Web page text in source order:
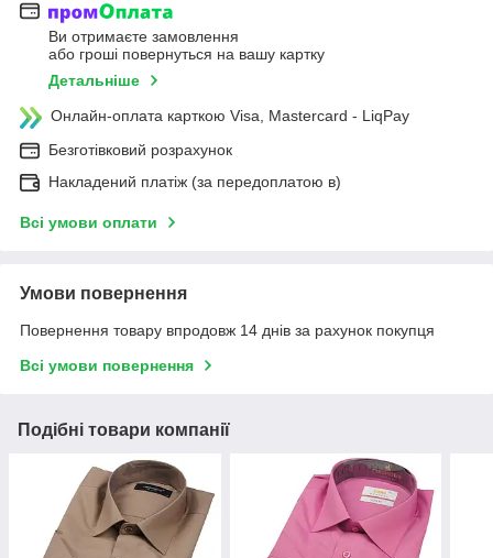
Ви отримаєте замовлення
або гроші повернуться на вашу картку
Детальніше
Онлайн-оплата карткою Visa, Mastercard - LiqPay
Безготівковий розрахунок
Накладений платіж (за передоплатою в)
Всі умови оплати
Умови повернення
Повернення товару впродовж 14 днів за рахунок покупця
Всі умови повернення
Подібні товари компанії